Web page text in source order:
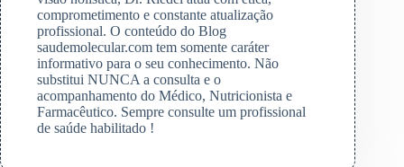
comprometimento e constante atualização
profissional. O conteúdo do Blog
saudemolecular.com tem somente caráter
informativo para o seu conhecimento. Não
substitui NUNCA a consulta e o
acompanhamento do Médico, Nutricionista e
Farmacêutico. Sempre consulte um profissional
de saúde habilitado !